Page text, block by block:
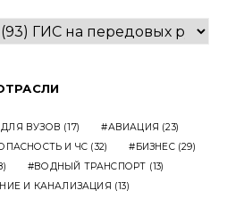
ДЛЯ ВУЗОВ (17) АВИАЦИЯ (23)
И ЧС (32) БИЗНЕС(29)
ВОДНЫЙ ТРАНСПОРТ (13)
И КАНАЛИЗАЦИЯ (13)